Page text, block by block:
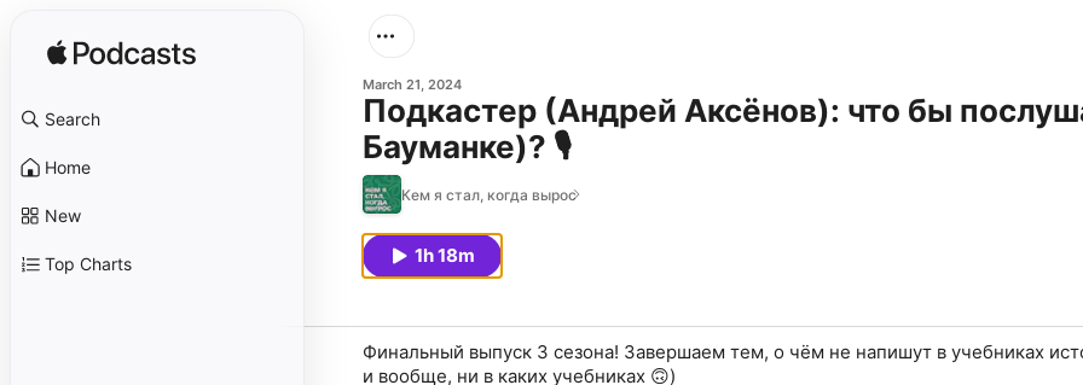
Search
Home
New
Top Charts
March 21, 2024
Подкастер (Андрей Аксёнов): что бы
Бауманке)? 🎙️
Кем я стал, когда вырос
1h 18m
Финальный выпуск 3 сезона! Завершаем тем, о чём не напишут в учебниках
и вообще, ни в каких учебниках 🙃)